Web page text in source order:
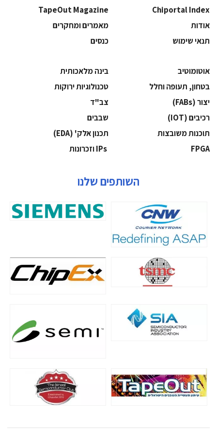
Chiportal Index
TapeOut Magazine
אודות
מאמרים ומחקרים
תנאי שימוש
כנסים
אוטומוטיב
בינה מלאכותית
בטחון, תעופה וחלל
‫טכנולוגיות ירוקות‬
‫יצור (‪(FABs‬‬
‫צב"ד‬
‫רכיבים‬ (IOT)
‫שבבים‬
‫תוכנות משובצות‬
‫תכנון אלק' (‪(EDA‬‬
‫‪FPGA‬‬
השותפים שלנו